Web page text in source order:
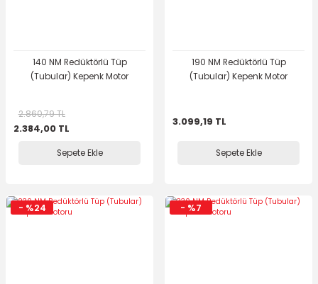
140 NM Redüktörlü Tüp
(Tubular) Kepenk Motor
2.860,79 TL
2.384,00 TL
Sepete Ekle
190 NM Redüktörlü Tüp
(Tubular) Kepenk Motor
3.099,19 TL
Sepete Ekle
- %24 - %7